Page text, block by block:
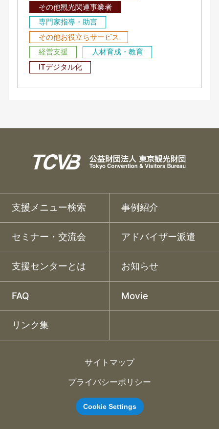
その他観光関連事業者
専門家指導・助言
その他お役立ちサービス
経営支援
人材育成・教育
ITデジタル化
支援メニュー検索 事例紹介
セミナー・交流会 アドバイザー派遣
支援センターとは お知らせ
FAQ Movie
リンク集
サイトマップ
プライバシーポリシー
Cookie Settings